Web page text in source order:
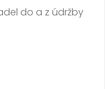
do a z údržby